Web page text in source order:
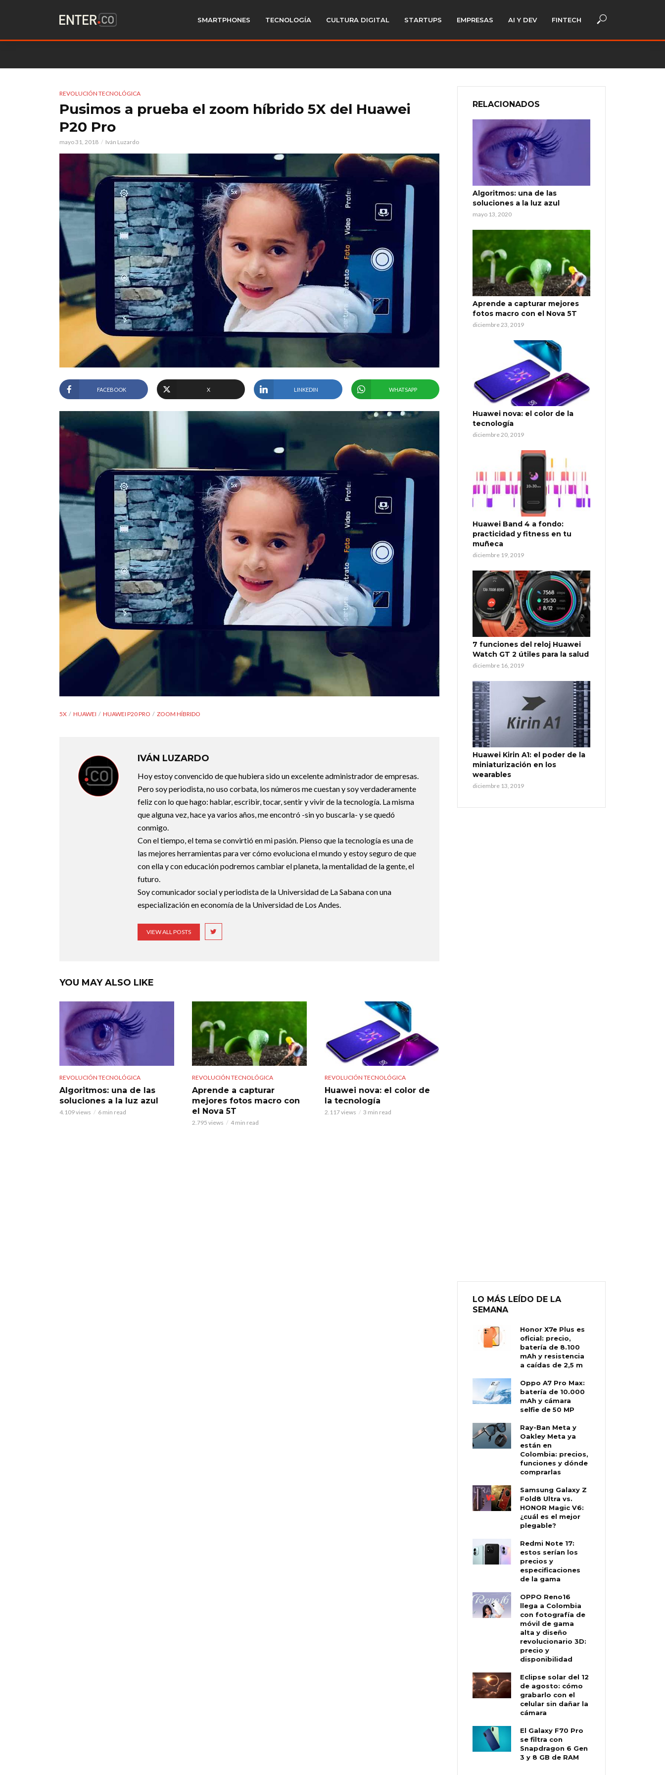
SMARTPHONES TECNOLOGÍA CULTURA DIGITAL STARTUPS EMPRESAS AI Y DEV FINTECH
REVOLUCIÓN TECNOLÓGICA
Pusimos a prueba el zoom híbrido 5X del Huawei
P20 Pro
mayo 31, 2018 Iván Luzardo
FACEBOOK X LINKEDIN WHATSAPP
5X HUAWEI HUAWEI P20 PRO ZOOM HÍBRIDO
IVÁN LUZARDO
Hoy estoy convencido de que hubiera sido un excelente administrador de empresas.
Pero soy periodista, no uso corbata, los números me cuestan y soy verdaderamente
feliz con lo que hago: hablar, escribir, tocar, sentir y vivir de la tecnología. La misma
que alguna vez, hace ya varios años, me encontró -sin yo buscarla- y se quedó
conmigo.
Con el tiempo, el tema se convirtió en mi pasión. Pienso que la tecnología es una de
las mejores herramientas para ver cómo evoluciona el mundo y estoy seguro de que
con ella y con educación podremos cambiar el planeta, la mentalidad de la gente, el
futuro.
Soy comunicador social y periodista de la Universidad de La Sabana con una
especialización en economía de la Universidad de Los Andes.
VIEW ALL POSTS
YOU MAY ALSO LIKE
REVOLUCIÓN TECNOLÓGICA
Algoritmos: una de las
soluciones a la luz azul
4.109 views 6 min read
REVOLUCIÓN TECNOLÓGICA
Aprende a capturar
mejores fotos macro con
el Nova 5T
2.795 views 4 min read
REVOLUCIÓN TECNOLÓGICA
Huawei nova: el color de
la tecnología
2.117 views 3 min read
RELACIONADOS
Algoritmos: una de las
soluciones a la luz azul
mayo 13, 2020
Aprende a capturar mejores
fotos macro con el Nova 5T
diciembre 23, 2019
Huawei nova: el color de la
tecnología
diciembre 20, 2019
Huawei Band 4 a fondo:
practicidad y fitness en tu
muñeca
diciembre 19, 2019
7 funciones del reloj Huawei
Watch GT 2 útiles para la salud
diciembre 16, 2019
Huawei Kirin A1: el poder de la
miniaturización en los
wearables
diciembre 13, 2019
LO MÁS LEÍDO DE LA
SEMANA
Honor X7e Plus es
oficial: precio,
batería de 8.100
mAh y resistencia
a caídas de 2,5 m
Oppo A7 Pro Max:
batería de 10.000
mAh y cámara
selfie de 50 MP
Ray-Ban Meta y
Oakley Meta ya
están en
Colombia: precios,
funciones y dónde
comprarlas
Samsung Galaxy Z
Fold8 Ultra vs.
HONOR Magic V6:
¿cuál es el mejor
plegable?
Redmi Note 17:
estos serían los
precios y
especificaciones
de la gama
OPPO Reno16
llega a Colombia
con fotografía de
móvil de gama
alta y diseño
revolucionario 3D:
precio y
disponibilidad
Eclipse solar del 12
de agosto: cómo
grabarlo con el
celular sin dañar la
cámara
El Galaxy F70 Pro
se filtra con
Snapdragon 6 Gen
3 y 8 GB de RAM